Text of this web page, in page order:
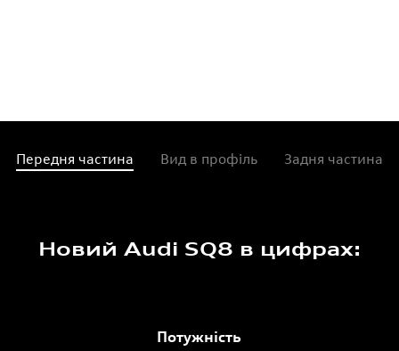
Передня частина Вид в профіль Задня частина
Новий Audi SQ8 в цифрах:
Потужність